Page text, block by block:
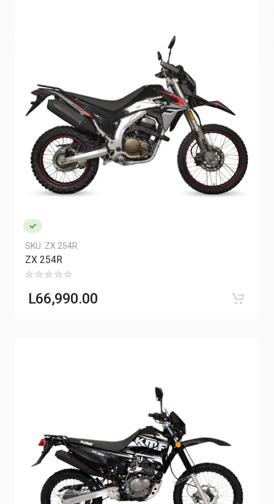
SKU: ZX 254R
ZX 254R
L66,990.00